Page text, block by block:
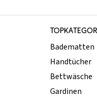
Badematten
Handtücher
Bettwäsche
Gardinen